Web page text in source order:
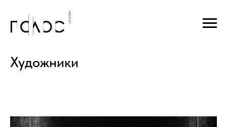
Художники